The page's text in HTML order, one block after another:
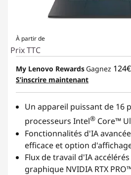
À partir de
Prix TTC
My Lenovo Rewards Gagnez 124€
S’inscrire maintenant
Un appareil puissant de 16
processeurs Intel® Core™
Fonctionnalités d'IA
efficace et option
Flux de travail d'IA
graphique NVIDIA RTX